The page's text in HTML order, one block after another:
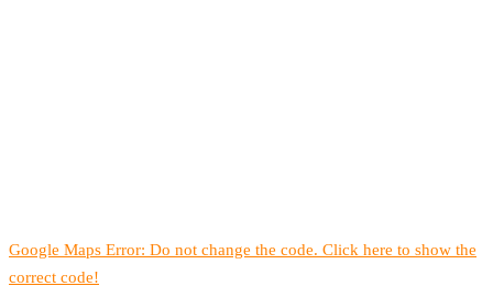
Google Maps Error: Do not change the code. Click here to show the
correct code!